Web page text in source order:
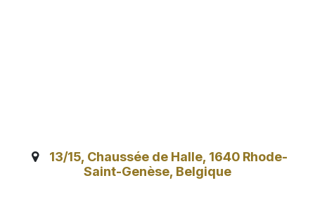
13/15, Chaussée de Halle, 1640 Rhode-
Saint-Genèse, Belgique